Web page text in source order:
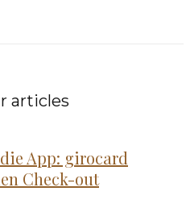
articles
App: girocard
Check-out